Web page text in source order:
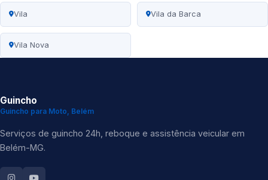
Vila Vila da Barca
Vila Nova
Guincho
Guincho para Moto, Belém
Serviços de guincho 24h, reboque e assistência veicular em
Belém-MG.